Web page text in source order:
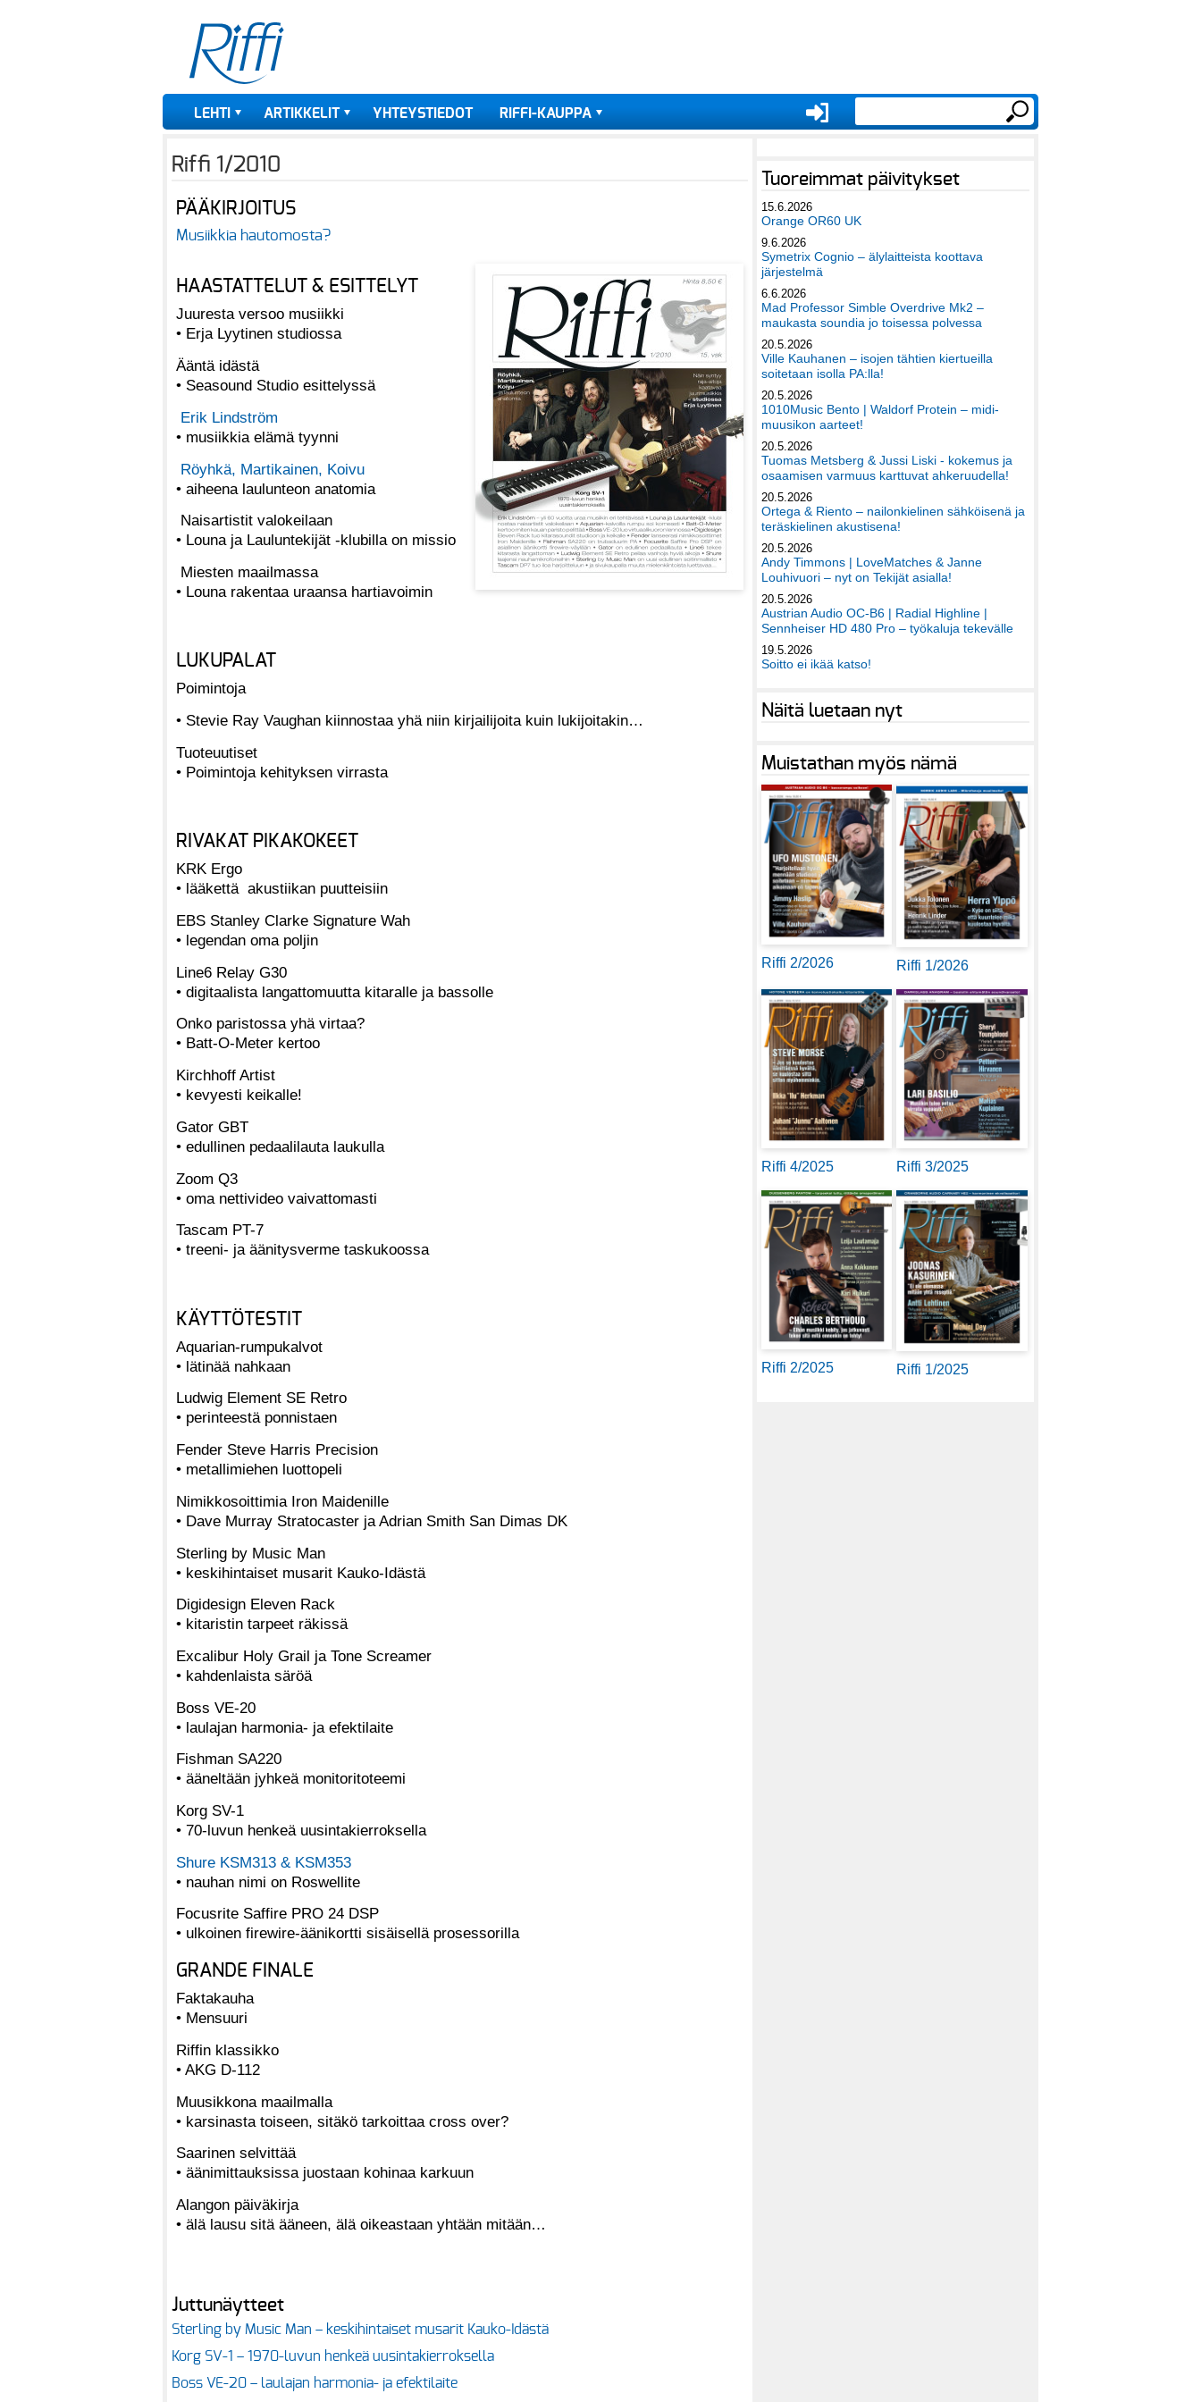
LEHTI ARTIKKELIT YHTEYSTIEDOT RIFFI-KAUPPA
Riffi 1/2010
PÄÄKIRJOITUS
Musiikkia hautomosta?
HAASTATTELUT & ESITTELYT
Juuresta versoo musiikki
• Erja Lyytinen studiossa
Ääntä idästä
• Seasound Studio esittelyssä
Erik Lindström
• musiikkia elämä tyynni
Röyhkä, Martikainen, Koivu
• aiheena laulunteon anatomia
Naisartistit valokeilaan
• Louna ja Lauluntekijät -klubilla on missio
Miesten maailmassa
• Louna rakentaa uraansa hartiavoimin
LUKUPALAT
Poimintoja
• Stevie Ray Vaughan kiinnostaa yhä niin kirjailijoita kuin lukijoitakin…
Tuoteuutiset
• Poimintoja kehityksen virrasta
RIVAKAT PIKAKOKEET
KRK Ergo
• lääkettä akustiikan puutteisiin
EBS Stanley Clarke Signature Wah
• legendan oma poljin
Line6 Relay G30
• digitaalista langattomuutta kitaralle ja bassolle
Onko paristossa yhä virtaa?
• Batt-O-Meter kertoo
Kirchhoff Artist
• kevyesti keikalle!
Gator GBT
• edullinen pedaalilauta laukulla
Zoom Q3
• oma nettivideo vaivattomasti
Tascam PT-7
• treeni- ja äänitysverme taskukoossa
KÄYTTÖTESTIT
Aquarian-rumpukalvot
• lätinää nahkaan
Ludwig Element SE Retro
• perinteestä ponnistaen
Fender Steve Harris Precision
• metallimiehen luottopeli
Nimikkosoittimia Iron Maidenille
• Dave Murray Stratocaster ja Adrian Smith San Dimas DK
Sterling by Music Man
• keskihintaiset musarit Kauko-Idästä
Digidesign Eleven Rack
• kitaristin tarpeet räkissä
Excalibur Holy Grail ja Tone Screamer
• kahdenlaista säröä
Boss VE-20
• laulajan harmonia- ja efektilaite
Fishman SA220
• ääneltään jyhkeä monitoritoteemi
Korg SV-1
• 70-luvun henkeä uusintakierroksella
Shure KSM313 & KSM353
• nauhan nimi on Roswellite
Focusrite Saffire PRO 24 DSP
• ulkoinen firewire-äänikortti sisäisellä prosessorilla
GRANDE FINALE
Faktakauha
• Mensuuri
Riffin klassikko
• AKG D-112
Muusikkona maailmalla
• karsinasta toiseen, sitäkö tarkoittaa cross over?
Saarinen selvittää
• äänimittauksissa juostaan kohinaa karkuun
Alangon päiväkirja
• älä lausu sitä ääneen, älä oikeastaan yhtään mitään…
Juttunäytteet
Sterling by Music Man – keskihintaiset musarit Kauko-Idästä
Korg SV-1 – 1970-luvun henkeä uusintakierroksella
Boss VE-20 – laulajan harmonia- ja efektilaite
Tuoreimmat päivitykset
15.6.2026
Orange OR60 UK
9.6.2026
Symetrix Cognio – älylaitteista koottava
järjestelmä
6.6.2026
Mad Professor Simble Overdrive Mk2 –
maukasta soundia jo toisessa polvessa
20.5.2026
Ville Kauhanen – isojen tähtien kiertueilla
soitetaan isolla PA:lla!
20.5.2026
1010Music Bento | Waldorf Protein – midi-
muusikon aarteet!
20.5.2026
Tuomas Metsberg & Jussi Liski - kokemus ja
osaamisen varmuus karttuvat ahkeruudella!
20.5.2026
Ortega & Riento – nailonkielinen sähköisenä ja
teräskielinen akustisena!
20.5.2026
Andy Timmons | LoveMatches & Janne
Louhivuori – nyt on Tekijät asialla!
20.5.2026
Austrian Audio OC-B6 | Radial Highline |
Sennheiser HD 480 Pro – työkaluja tekevälle
19.5.2026
Soitto ei ikää katso!
Näitä luetaan nyt
Muistathan myös nämä
Riffi 2/2026 Riffi 1/2026
Riffi 4/2025 Riffi 3/2025
Riffi 2/2025 Riffi 1/2025